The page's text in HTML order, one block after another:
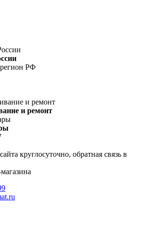
РФ
и ремонт
круглосуточно, обратная связь в